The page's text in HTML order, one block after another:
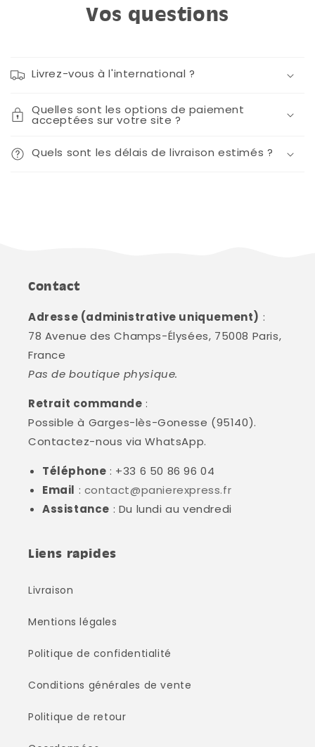
Vos questions
Livrez-vous à l'international ?
Quelles sont les options de paiement
acceptées sur votre site ?
Quels sont les délais de livraison estimés ?
Contact
Adresse (administrative uniquement) :
78 Avenue des Champs-Élysées, 75008 Paris,
France
Pas de boutique physique.
Retrait commande :
Possible à Garges-lès-Gonesse (95140).
Contactez-nous via WhatsApp.
Téléphone : +33 6 50 86 96 04
Email : contact@panierexpress.fr
Assistance : Du lundi au vendredi
Liens rapides
Livraison
Mentions légales
Politique de confidentialité
Conditions générales de vente
Politique de retour